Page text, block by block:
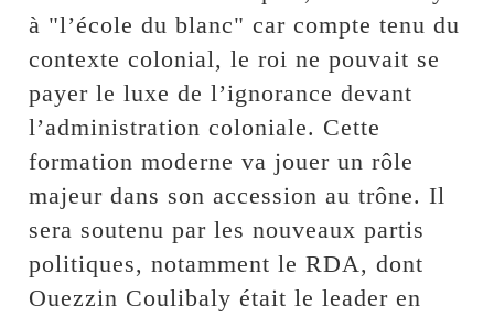
à "l’école du blanc" car compte tenu du
contexte colonial, le roi ne pouvait se
payer le luxe de l’ignorance devant
l’administration coloniale. Cette
formation moderne va jouer un rôle
majeur dans son accession au trône. Il
sera soutenu par les nouveaux partis
politiques, notamment le RDA, dont
Ouezzin Coulibaly était le leader en